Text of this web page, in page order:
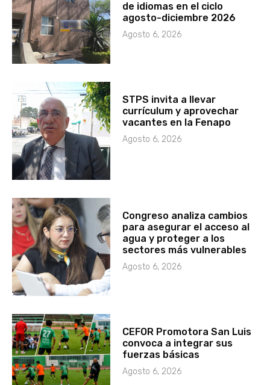
de idiomas en el ciclo
agosto-diciembre 2026
Agosto 6, 2026
STPS invita a llevar
currículum y aprovechar
vacantes en la Fenapo
Agosto 6, 2026
Congreso analiza cambios
para asegurar el acceso al
agua y proteger a los
sectores más vulnerables
Agosto 6, 2026
CEFOR Promotora San Luis
convoca a integrar sus
fuerzas básicas
Agosto 6, 2026